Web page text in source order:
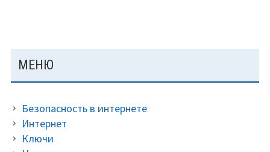
Professional,
Premium
ОСНОВНАЯ
ПАНЕЛЬ
МЕНЮ
Безопасность в интернете
Интернет
Ключи